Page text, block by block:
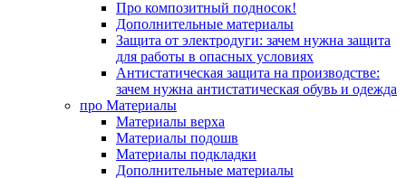
Про композитный подносок!
Дополнительные материалы
Защита от электродуги: зачем нужна защита
для работы в опасных условиях
Антистатическая защита на производстве:
зачем нужна антистатическая обувь и одежда
про Материалы
Материалы верха
Материалы подошв
Материалы подкладки
Дополнительные материалы